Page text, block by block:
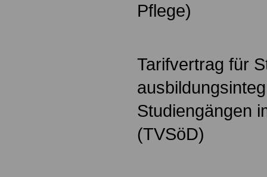
Pflege)
Tarifvertrag für
Studiengängen
(TVSöD)